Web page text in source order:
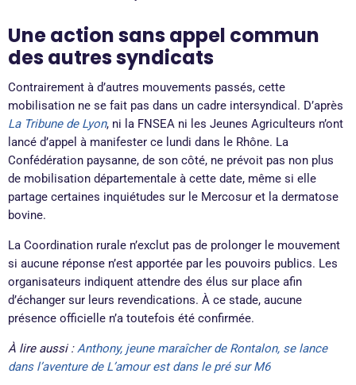
Une action sans appel commun
des autres syndicats
Contrairement à d’autres mouvements passés, cette
mobilisation ne se fait pas dans un cadre intersyndical. D’après
La Tribune de Lyon, ni la FNSEA ni les Jeunes Agriculteurs n’ont
lancé d’appel à manifester ce lundi dans le Rhône. La
Confédération paysanne, de son côté, ne prévoit pas non plus
de mobilisation départementale à cette date, même si elle
partage certaines inquiétudes sur le Mercosur et la dermatose
bovine.
La Coordination rurale n’exclut pas de prolonger le mouvement
si aucune réponse n’est apportée par les pouvoirs publics. Les
organisateurs indiquent attendre des élus sur place afin
d’échanger sur leurs revendications. À ce stade, aucune
présence officielle n’a toutefois été confirmée.
À lire aussi :Anthony, jeune maraîcher de Rontalon, se lance
dans l’aventure de L’amour est dans le pré sur M6